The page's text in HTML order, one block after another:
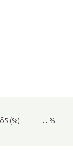
δ5 (%) ψ %